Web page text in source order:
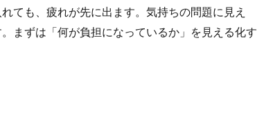
ても、疲れが先に出ます。気持ちの問題に見え
まずは「何が負担になっているか」を見える化す